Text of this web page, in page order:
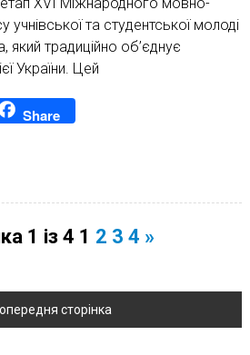
учнівської та студентської молоді
який традиційно об’єднує
України. Цей
Share
1 із 4 1 2 3 4 »
сторінка